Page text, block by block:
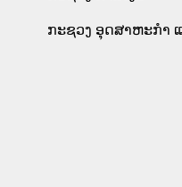
ກະຊວງ ອຸດສາຫະກຳ